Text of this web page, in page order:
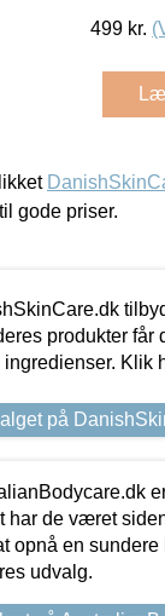
499 kr.
gode priser.
produkter
ingredienser. Klik
på
har de været
opnå en
udvalg.